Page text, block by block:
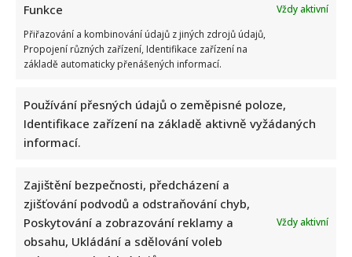
Funkce
Vždy aktivní
Přiřazování a kombinování údajů z jiných zdrojů údajů,
Propojení různých zařízení, Identifikace zařízení na
základě automaticky přenášených informací.
Používání přesných údajů o zeměpisné poloze,
Identifikace zařízení na základě aktivně vyžádaných
informací.
Zajištění bezpečnosti, předcházení a
zjišťování podvodů a odstraňování chyb,
Poskytování a zobrazování reklamy a
obsahu, Ukládání a sdělování voleb
Vždy aktivní